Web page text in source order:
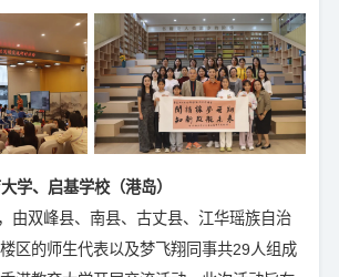
学、启基学校（港岛）
由双峰县、南县、古丈县、江华瑶族自治
区的师生代表以及梦飞翔同事共29人组成